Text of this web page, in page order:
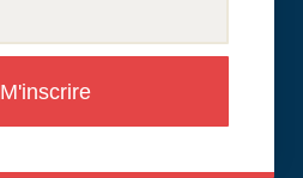
M'inscrire